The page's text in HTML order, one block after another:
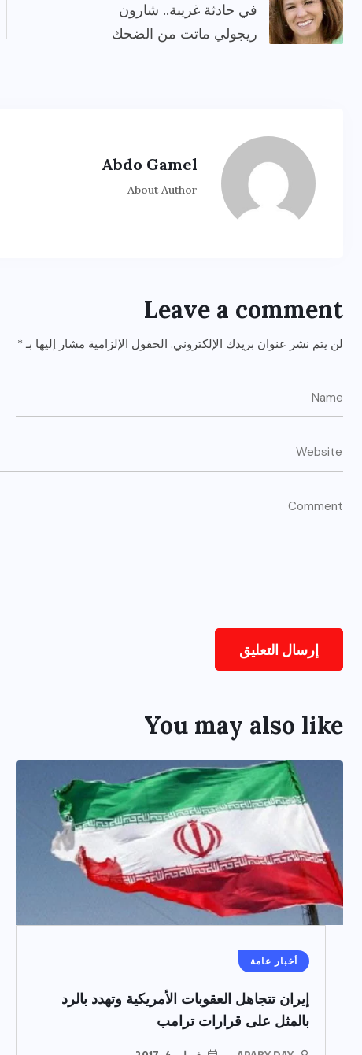
في حادثة غريبة.. شارون
ريجولي ماتت من الضحك
Abdo Gamel
About Author
Leave a comment
لن يتم نشر عنوان بريدك الإلكتروني. الحقول الإلزامية مشار إليها بـ *
You may also like
أخبار عامة
إيران تتجاهل العقوبات الأمريكية وتهدد بالرد
بالمثل على قرارات ترامب